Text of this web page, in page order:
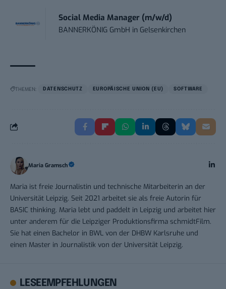
Social Media Manager (m/w/d)
BANNERKÖNIG GmbH in Gelsenkirchen
THEMEN: DATENSCHUTZ EUROPÄISCHE UNION (EU) SOFTWARE
Maria Gramsch
Maria ist freie Journalistin und technische Mitarbeiterin an der
Universität Leipzig. Seit 2021 arbeitet sie als freie Autorin für
BASIC thinking. Maria lebt und paddelt in Leipzig und arbeitet hier
unter anderem für die Leipziger Produktionsfirma schmidtFilm.
Sie hat einen Bachelor in BWL von der DHBW Karlsruhe und
einen Master in Journalistik von der Universität Leipzig.
LESEEMPFEHLUNGEN